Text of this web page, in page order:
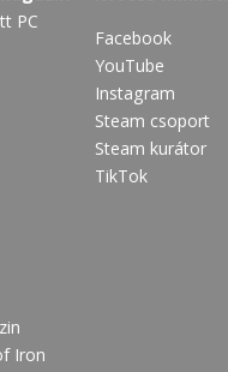
PC
Facebook
YouTube
Instagram
Steam csoport
Steam kurátor
TikTok
Iron